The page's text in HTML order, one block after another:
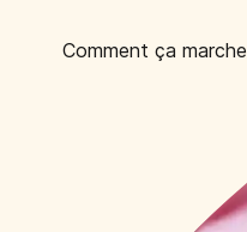
Comment ça marche